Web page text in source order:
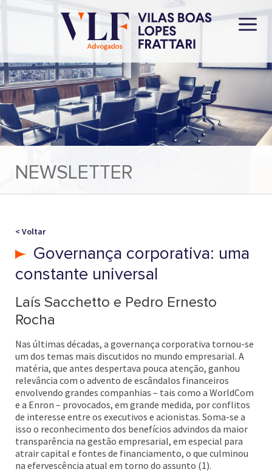
NEWSLETTER
< Voltar
Governança corporativa: uma
constante universal
Laís Sacchetto e Pedro Ernesto
Rocha
Nas últimas décadas, a governança corporativa tornou-se
um dos temas mais discutidos no mundo empresarial. A
matéria, que antes despertava pouca atenção, ganhou
relevância com o advento de escândalos financeiros
envolvendo grandes companhias – tais como a WorldCom
e a Enron – provocados, em grande medida, por conflitos
de interesse entre os executivos e acionistas. Soma-se a
isso o reconhecimento dos benefícios advindos da maior
transparência na gestão empresarial, em especial para
atrair capital e fontes de financiamento, o que culminou
na efervescência atual em torno do assunto (1).